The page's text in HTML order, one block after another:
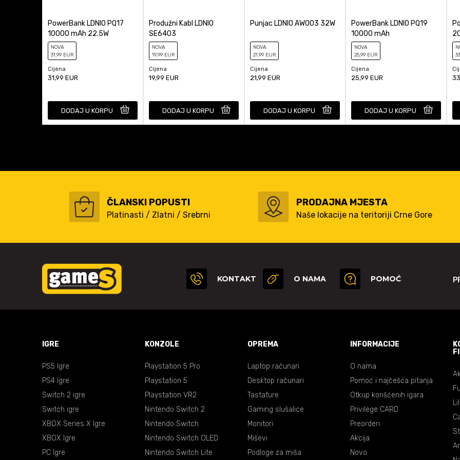
PowerBank LDNIO PQ17
10000 mAh 22.5W
NOVA
31,99 EUR
Cijena
31,99 EUR
DODAJ U KORPU
Produžni Kabl LDNIO
SE6403
NOVA
19,99 EUR
Cijena
19,99 EUR
DODAJ U KORPU
Punjac LDNIO AW003 32W
NOVA
21,99 EUR
Cijena
21,99 EUR
DODAJ U KORPU
PowerBank LDNIO PQ19
10000 mAh
NOVA
25,99 EUR
Cijena
25,99 EUR
DODAJ U KORPU
33
ČLANSKI POPUSTI
Platinasti / Zlatni / Srebrni
PRODAJNA MJESTA
Naše lokacije na teritoriji Crne Gore
KONTAKT O NAMA POMOĆ
IGRE
PS5 Igre
PS4 Igre
Switch 2 igre
Switch igre
XBOX Series X Igre
XBOX Igre
PC Igre
KONZOLE
Playstation 5 Pro
Playstation 5
Playstation VR2
Nintendo Switch 2
Nintendo Switch
Nintendo Switch OLED
Nintendo Switch Lite
OPREMA
Laptop računari
Desktop računari
Tastature
Gaming slušalice
Monitori
Miševi
Podloge za miša
INFORMACIJE
O nama
Pomoć i najčešća pitanja
Otkup korišćenih igara
Privilege CARD
Preorderi
Akcija
Novo